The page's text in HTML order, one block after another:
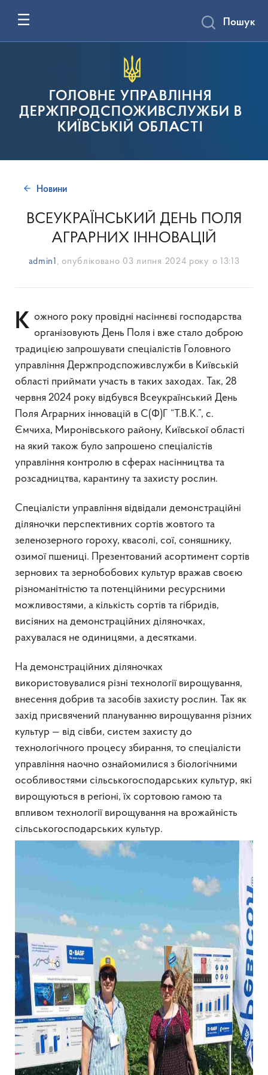
ГОЛОВНЕ УПРАВЛІННЯ
ДЕРЖПРОДСПОЖИВСЛУЖБИ В
КИЇВСЬКІЙ ОБЛАСТІ
Пошук
Новини
ВСЕУКРАЇНСЬКИЙ ДЕНЬ ПОЛЯ
АГРАРНИХ ІННОВАЦІЙ
admin1 , опубліковано 03 липня 2024 року о 13:13
Кожного року провідні насіннєві господарства організовують День Поля і вже стало доброю
традицією запрошувати спеціалістів Головного
управління Держпродспоживслужби в Київській
області приймати участь в таких заходах. Так, 28
червня 2024 року відбувся Всеукраїнський День
Поля Аграрних інновацій в С(Ф)Г “Т.В.К.”, с.
Ємчиха, Миронівського району, Київської області
на який також було запрошено спеціалістів
управління контролю в сферах насінництва та
розсадництва, карантину та захисту рослин.
Спеціалісти управління відвідали демонстраційні
діляночки перспективних сортів жовтого та
зеленозерного гороху, квасолі, сої, соняшнику,
озимої пшениці. Презентований асортимент сортів
зернових та зернобобових культур вражав своєю
різноманітністю та потенційними ресурсними
можливостями, а кількість сортів та гібридів,
висіяних на демонстраційних діляночках,
рахувалася не одиницями, а десятками.
На демонстраційних діляночках
використовувалися різні технології вирощування,
внесення добрив та засобів захисту рослин. Так як
захід присвячений плануванню вирощування різних
культур — від сівби, систем захисту до
технологічного процесу збирання, то спеціалісти
управління наочно ознайомилися з біологічними
особливостями сільськогосподарських культур, які
вирощуються в регіоні, їх сортовою гамою та
впливом технології вирощування на врожайність
сільськогосподарських культур.